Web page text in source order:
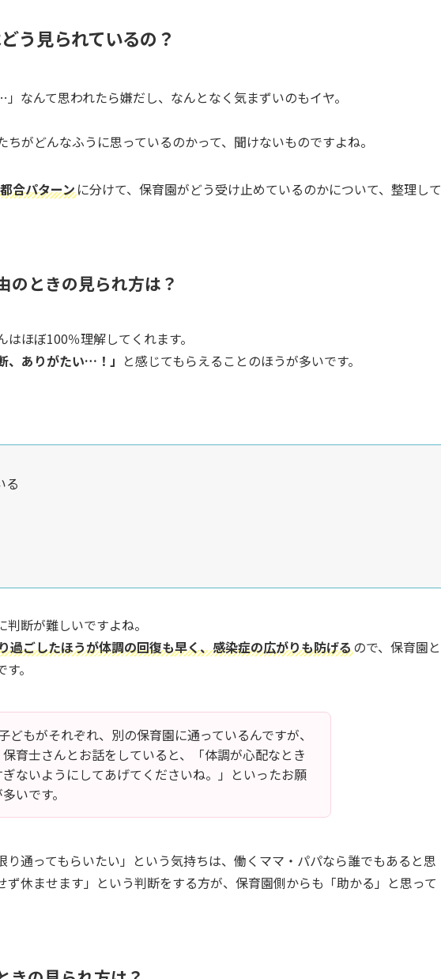
う見られているの？
なんて思われたら嫌だし、なんとなく気まずいのもイヤ。
がどんなふうに思っているのかって、聞けないものですよね。
合パターンに分けて、保育園がどう受け止めているのかについて、整理して
のときの見られ方は？
ほぼ100％理解してくれます。
、ありがたい…！」 と感じてもらえることのほうが多いです。
る
断が難しいですよね。
過ごしたほうが体調の回復も早く、感染症の広がりも防げるので、保育園と
。
どもがそれぞれ、別の保育園に通っているんですが、
育士さんとお話をしていると、「体調が心配なとき
ないようにしてあげてくださいね。」といったお願
いです。
通ってもらいたい」という気持ちは、働くママ・パパなら誰でもあると思
ず休ませます」という判断をする方が、保育園側からも「助かる」と思って